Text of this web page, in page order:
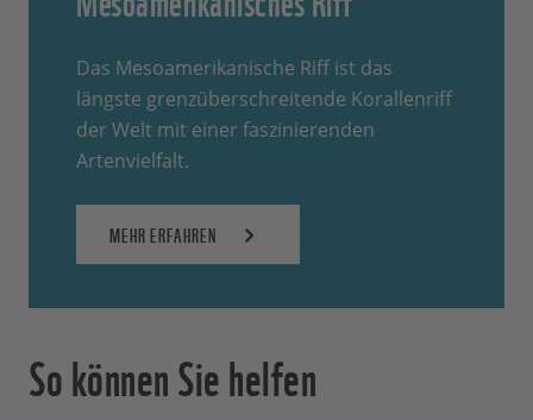
Das Mesoamerikanische Riff ist das
längste grenzüberschreitende Korallenriff
der Welt mit einer faszinierenden
Artenvielfalt.
MEHR ERFAHREN
So können Sie helfen